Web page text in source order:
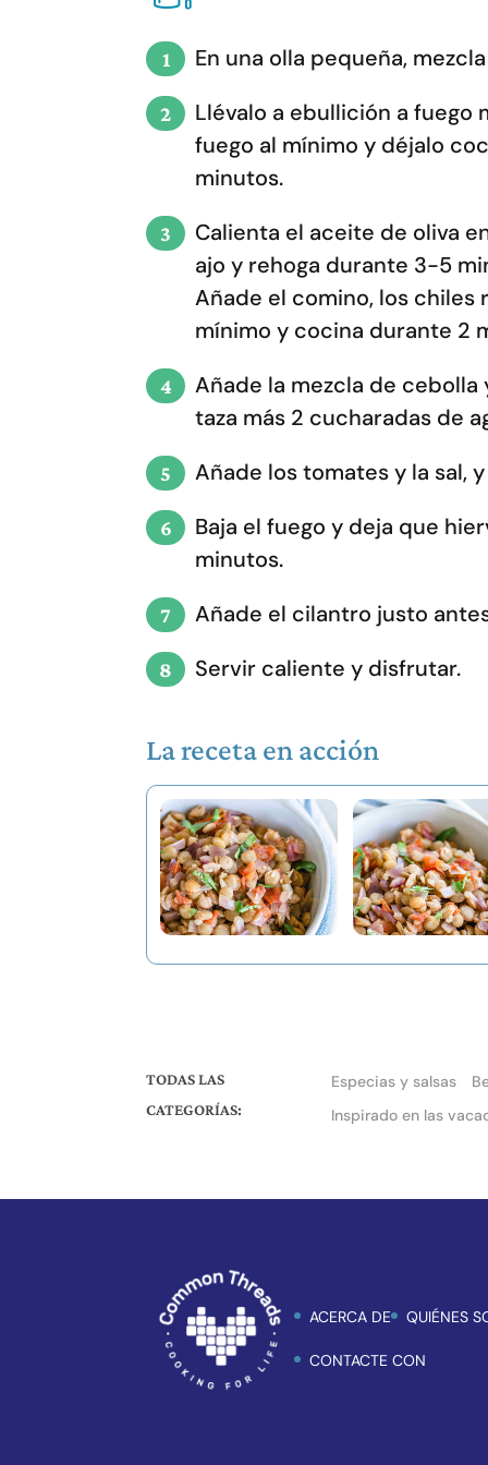
En una olla pequeña,
Llévalo a ebullición a fuego
fuego al mínimo y déjalo
minutos.
Calienta el aceite de oliva
ajo y rehoga durante 3-5
Añade el comino, los chiles
mínimo y cocina durante 2
Añade la mezcla de cebolla
taza más 2 cucharadas de
Añade los tomates y la sal,
Baja el fuego y deja que
minutos.
Añade el cilantro justo
Servir caliente y disfrutar.
La receta en acción
TODAS LAS
CATEGORÍAS:
Especias y salsas
Inspirado en las
ACERCA DE QUIÉNES
CONTACTE CON